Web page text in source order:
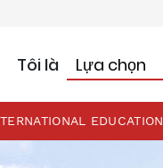
Tôi là
EDUCATION